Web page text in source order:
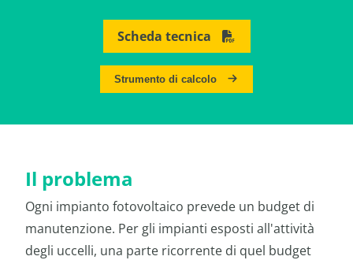
Scheda tecnica
Strumento di calcolo
Il problema
Ogni impianto fotovoltaico prevede un budget di
manutenzione. Per gli impianti esposti all'attività
degli uccelli, una parte ricorrente di quel budget